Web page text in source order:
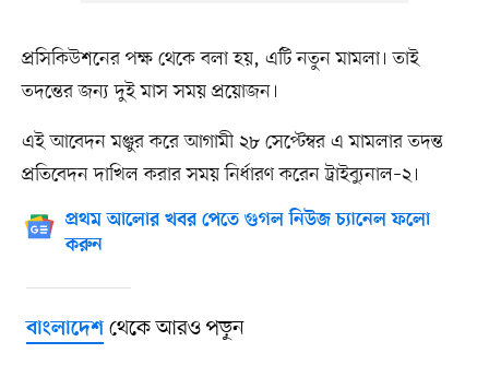
প্রসিকিউশনের পক্ষ থেকে বলা হয়, এটি নতুন মামলা। তাই
তদন্তের জন্য দুই মাস সময় প্রয়োজন।
এই আবেদন মঞ্জুর করে আগামী ২৮ সেপ্টেম্বর এ মামলার তদন্ত
প্রতিবেদন দাখিল করার সময় নির্ধারণ করেন ট্রাইব্যুনাল–২।
প্রথম আলোর খবর পেতে গুগল নিউজ চ্যানেল ফলো
করুন
বাংলাদেশথেকে আরও পড়ুন